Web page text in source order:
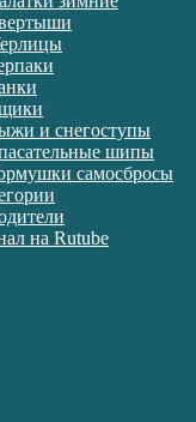
и снегоступы
шипы
самосбросы
на Rutube